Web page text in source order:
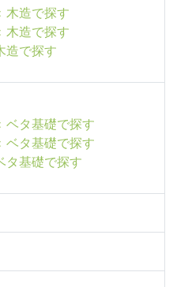
木造で探す
木造で探す
造で探す
ベタ基礎で探す
ベタ基礎で探す
タ基礎で探す